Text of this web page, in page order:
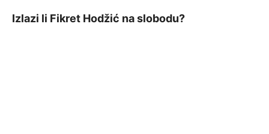
Izlazi li Fikret Hodžić na slobodu?